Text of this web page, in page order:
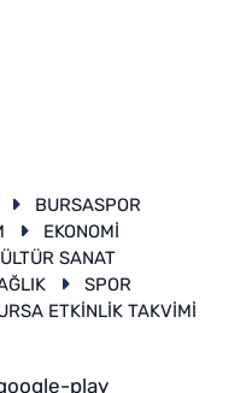
BURSASPOR
EKONOMİ
SANAT
SPOR
ETKİNLİK TAKVİMİ